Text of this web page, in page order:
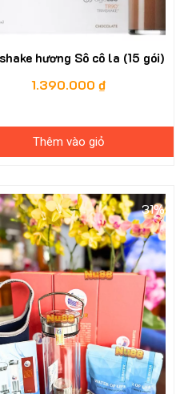
hương Sô cô la (15 gói)
1.390.000 ₫
Thêm vào giỏ
31%